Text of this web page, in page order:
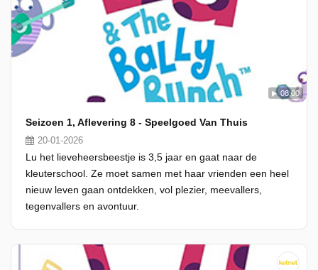
08:00
Seizoen 1, Aflevering 8 - Speelgoed Van Thuis
20-01-2026
Lu het lieveheersbeestje is 3,5 jaar en gaat naar de
kleuterschool. Ze moet samen met haar vrienden een heel
nieuw leven gaan ontdekken, vol plezier, meevallers,
tegenvallers en avontuur.